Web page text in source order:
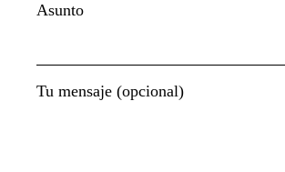
Asunto
Tu mensaje (opcional)